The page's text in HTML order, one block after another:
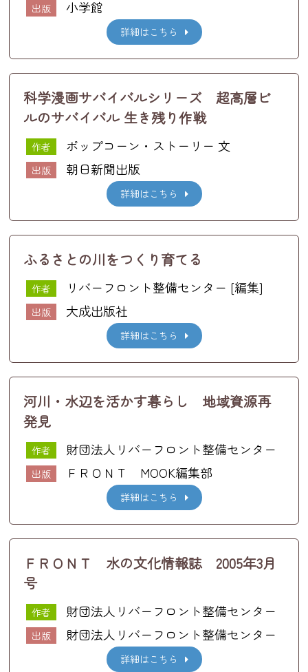
出版 小学館
詳細はこちら
科学漫画サバイバルシリーズ 超高層ビ
ルのサバイバル 生き残り作戦
作者 ポップコーン・ストーリー 文
出版 朝日新聞出版
詳細はこちら
ふるさとの川をつくり育てる
作者 リバーフロント整備センター [編集]
出版 大成出版社
詳細はこちら
河川・水辺を活かす暮らし 地域資源再
発見
作者 財団法人リバーフロント整備センター
出版 ＦＲＯＮＴ MOOK編集部
詳細はこちら
ＦＲＯＮＴ 水の文化情報誌 2005年3月
号
作者 財団法人リバーフロント整備センター
出版 財団法人リバーフロント整備センター
詳細はこちら